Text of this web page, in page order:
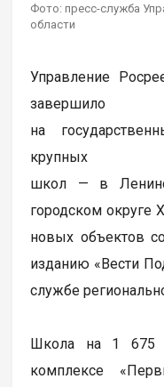
Фото: пресс-служба
области
Управление
завершило
на
крупных
школ — в
городском округе
новых объектов
изданию «Вести
службе
Школа на 1 675
комплексе